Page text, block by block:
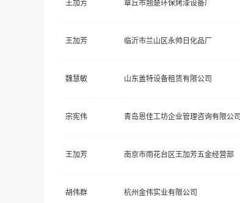
王加芳 章丘市翘楚环保烤漆设备厂
王加芳 临沂市兰山区永帅日化品厂
魏慧敏 山东盖特设备租赁有限公司
宗宪伟 青岛恩佳工坊企业管理咨询有限公司
王加芳 南京市雨花台区王加芳五金经营部
胡伟群 杭州金伟实业有限公司